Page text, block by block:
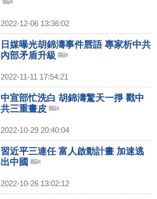
2022-12-06 13:36:02
日媒曝光胡錦濤事件唇語 專家析中共
內部矛盾升級
2022-11-11 17:54:21
中宣部忙洗白 胡錦濤驚天一掙 戳中
共三重畫皮
2022-10-29 20:40:04
習近平三連任 富人啟動計畫 加速逃
出中國
2022-10-26 13:02:12